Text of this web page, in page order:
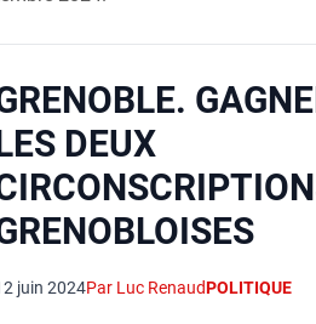
DEUX
juin 2024Par Luc RenaudPOLITIQUE